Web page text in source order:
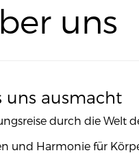
uns
uns ausmacht
durch die Welt
und Harmonie für